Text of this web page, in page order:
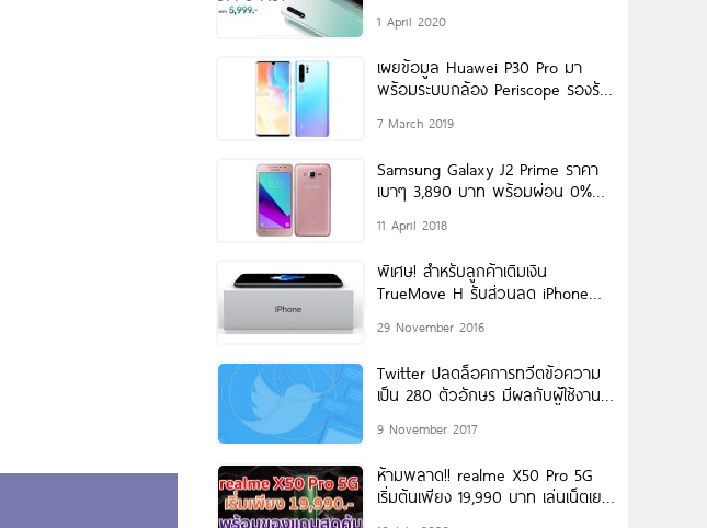
1 April 2020
เผยข้อมูล Huawei P30 Pro มา
พร้อมระบบกล้อง Periscope รองรับ
7 March 2019
Samsung Galaxy J2 Prime ราคา
เบาๆ 3,890 บาท พร้อมผ่อน 0%
11 April 2018
พิเศษ! สำหรับลูกค้าเติมเงิน
TrueMove H รับส่วนลด iPhone
29 November 2016
Twitter ปลดล็อคการทวีตข้อความ
เป็น 280 ตัวอักษร มีผลกับผู้ใช้งาน
9 November 2017
ห้ามพลาด!! realme X50 Pro 5G
เริ่มต้นเพียง 19,990 บาท เล่นเน็ตเยอะ